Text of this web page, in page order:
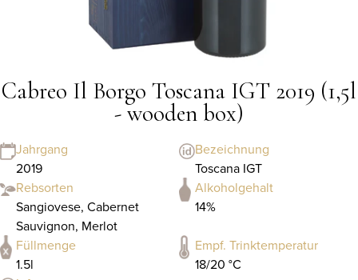
Cabreo Il Borgo Toscana IGT 2019 (1,5l
- wooden box)
Jahrgang
2019
Bezeichnung
Toscana IGT
Rebsorten
Sangiovese, Cabernet
Sauvignon, Merlot
Alkoholgehalt
14%
Füllmenge
1.5l
Empf. Trinktemperatur
18/20 °C